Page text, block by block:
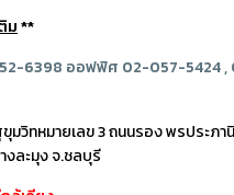
ม**
6398 ออฟฟิศ 02-057-5424 ,
มวิทหมายเลข 3 ถนนรอง พรประภา
ละมุง จ.ชลบุรี